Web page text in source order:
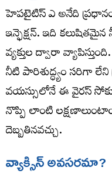
హెపటైటిస్ ఎ అనేది
ఇన్ఫెక్షన్. ఇది
వ్యక్తుల ద్వారా
నీటి పారిశుద్ధ్యం సరిగా
వయస్సులోనే ఈ వైరస్‌
నొప్పి లాంటి
దెబ్బతినవచ్చు.
వ్యాక్సిన్ అవసరమా?